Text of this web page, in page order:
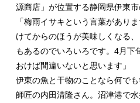
源商店」が位置する静岡県伊東市
「梅雨イサキという言葉があり
けてからのほうが美味しくなる
もあるのでいろいろです。4月下
おけば間違いないと思います」
伊東の魚と干物のことなら何で
師匠の内田清隆さん。沼津港で